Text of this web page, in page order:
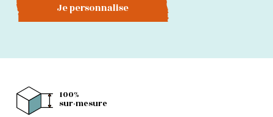
Je personnalise
100%
sur-mesure